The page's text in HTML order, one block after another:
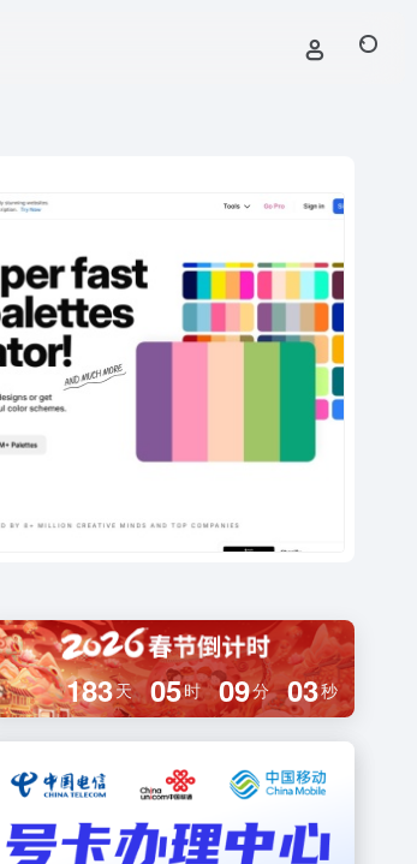
183天 05时 09分 02秒